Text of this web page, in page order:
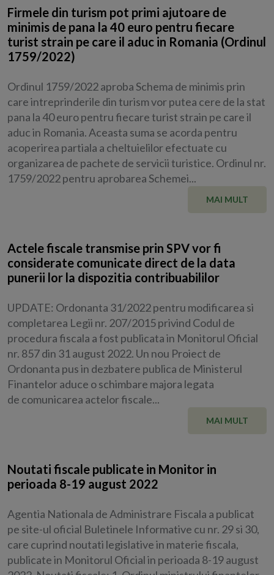
Firmele din turism pot primi ajutoare de
minimis de pana la 40 euro pentru fiecare
turist strain pe care il aduc in Romania (Ordinul
1759/2022)
Ordinul 1759/2022 aproba Schema de minimis prin
care intreprinderile din turism vor putea cere de la stat
pana la 40 euro pentru fiecare turist strain pe care il
aduc in Romania. Aceasta suma se acorda pentru
acoperirea partiala a cheltuielilor efectuate cu
organizarea de pachete de servicii turistice. Ordinul nr.
1759/2022 pentru aprobarea Schemei...
MAI MULT
Actele fiscale transmise prin SPV vor fi
considerate comunicate direct de la data
punerii lor la dispozitia contribuabililor
UPDATE: Ordonanta 31/2022 pentru modificarea si
completarea Legii nr. 207/2015 privind Codul de
procedura fiscala a fost publicata in Monitorul Oficial
nr. 857 din 31 august 2022. Un nou Proiect de
Ordonanta pus in dezbatere publica de Ministerul
Finantelor aduce o schimbare majora legata
de comunicarea actelor fiscale...
MAI MULT
Noutati fiscale publicate in Monitor in
perioada 8-19 august 2022
Agentia Nationala de Administrare Fiscala a publicat
pe site-ul oficial Buletinele Informative cu nr. 29 si 30,
care cuprind noutati legislative in materie fiscala,
publicate in Monitorul Oficial in perioada 8-19 august